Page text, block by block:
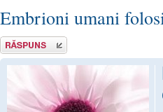
Embrioni umani
Răspunde